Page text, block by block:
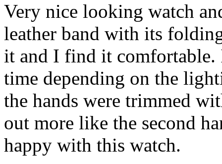
Very nice looking watch
leather band with its
it and I find it
time depending on the
the hands were trimmed
out more like the second
happy with this watch.